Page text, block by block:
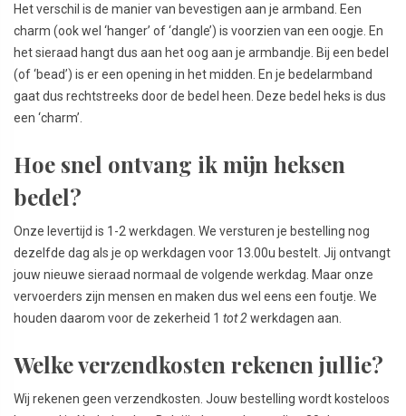
Het verschil is de manier van bevestigen aan je armband. Een
charm (ook wel ‘hanger’ of ‘dangle’) is voorzien van een oogje. En
het sieraad hangt dus aan het oog aan je armbandje. Bij een bedel
(of ‘bead’) is er een opening in het midden. En je bedelarmband
gaat dus rechtstreeks door de bedel heen. Deze bedel heks is dus
een ‘charm’.
Hoe snel ontvang ik mijn heksen
bedel?
Onze levertijd is 1-2 werkdagen. We versturen je bestelling nog
dezelfde dag als je op werkdagen voor 13.00u bestelt. Jij ontvangt
jouw nieuwe sieraad normaal de volgende werkdag. Maar onze
vervoerders zijn mensen en maken dus wel eens een foutje. We
houden daarom voor de zekerheid 1 tot 2werkdagen aan.
Welke verzendkosten rekenen jullie?
Wij rekenen geen verzendkosten. Jouw bestelling wordt kosteloos